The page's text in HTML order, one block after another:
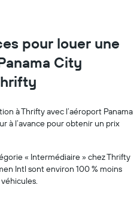
pour louer une
City
à Thrifty avec l’aéroport Panama
à l’avance pour obtenir un prix
« Intermédiaire » chez Thrifty
Intl sont environ 100 % moins